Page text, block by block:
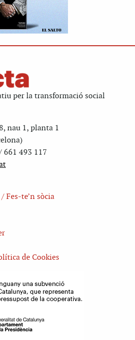
per la transformació social
nau 1, planta 1
661 493 117
Fes-te’n sòcia
de Cookies